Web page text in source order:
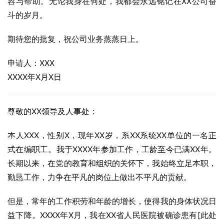
斗的岁月。
期待您的批复，祝公司业务蒸蒸日上。
申请人：XXX
XXXX年X月X日
尊敬的XX领导及人事处：
本人XXX，性别X，现年XX岁，系XX系统XX单位的一名正
式在编职工。我于XXXX年参加工作，工龄至今已满XX年。
长期以来，在党的教育和组织的关怀下，我始终立足本职，
勤恳工作，力争在平凡的岗位上做出不平凡的贡献。
但是，常年的工作积劳和年龄的增长，使得我的身体状况日
益下降。XXXX年X月，我在XX省人民医院被确诊患有[此处